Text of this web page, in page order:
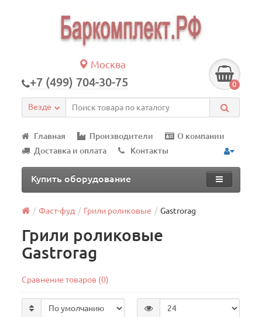
Москва
+7 (499) 704-30-75 0
Везде
Главная Производители
О компании
Доставка и оплата
Контакты
Купить оборудование
Фаст-фуд Грили роликовые Gastrorag
Грили роликовые
Gastrorag
Сравнение товаров (0)